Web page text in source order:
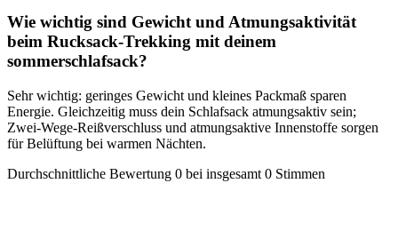
Wie wichtig sind Gewicht und Atmungsaktivität
beim Rucksack-Trekking mit deinem
sommerschlafsack?
Sehr wichtig: geringes Gewicht und kleines Packmaß sparen
Energie. Gleichzeitig muss dein Schlafsack atmungsaktiv sein;
Zwei-Wege-Reißverschluss und atmungsaktive Innenstoffe sorgen
für Belüftung bei warmen Nächten.
Durchschnittliche Bewertung 0 bei insgesamt 0 Stimmen